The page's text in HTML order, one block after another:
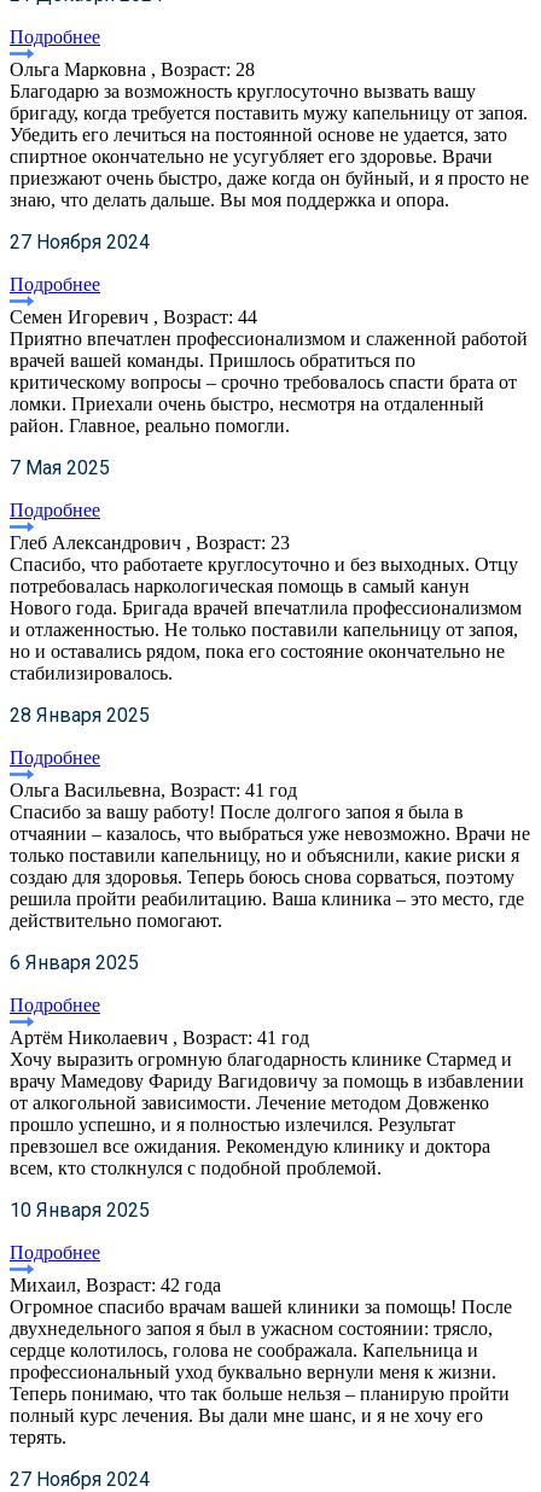
Подробнее
Ольга Марковна , Возраст: 28
Благодарю за возможность круглосуточно вызвать вашу
бригаду, когда требуется поставить мужу капельницу от запоя.
Убедить его лечиться на постоянной основе не удается, зато
спиртное окончательно не усугубляет его здоровье. Врачи
приезжают очень быстро, даже когда он буйный, и я просто не
знаю, что делать дальше. Вы моя поддержка и опора.
27 Ноября 2024
Подробнее
Семен Игоревич , Возраст: 44
Приятно впечатлен профессионализмом и слаженной работой
врачей вашей команды. Пришлось обратиться по
критическому вопросы – срочно требовалось спасти брата от
ломки. Приехали очень быстро, несмотря на отдаленный
район. Главное, реально помогли.
7 Мая 2025
Подробнее
Глеб Александрович , Возраст: 23
Спасибо, что работаете круглосуточно и без выходных. Отцу
потребовалась наркологическая помощь в самый канун
Нового года. Бригада врачей впечатлила профессионализмом
и отлаженностью. Не только поставили капельницу от запоя,
но и оставались рядом, пока его состояние окончательно не
стабилизировалось.
28 Января 2025
Подробнее
Ольга Васильевна, Возраст: 41 год
Спасибо за вашу работу! После долгого запоя я была в
отчаянии – казалось, что выбраться уже невозможно. Врачи не
только поставили капельницу, но и объяснили, какие риски я
создаю для здоровья. Теперь боюсь снова сорваться, поэтому
решила пройти реабилитацию. Ваша клиника – это место, где
действительно помогают.
6 Января 2025
Подробнее
Артём Николаевич , Возраст: 41 год
Хочу выразить огромную благодарность клинике Стармед и
врачу Мамедову Фариду Вагидовичу за помощь в избавлении
от алкогольной зависимости. Лечение методом Довженко
прошло успешно, и я полностью излечился. Результат
превзошел все ожидания. Рекомендую клинику и доктора
всем, кто столкнулся с подобной проблемой.
10 Января 2025
Подробнее
Михаил, Возраст: 42 года
Огромное спасибо врачам вашей клиники за помощь! После
двухнедельного запоя я был в ужасном состоянии: трясло,
сердце колотилось, голова не соображала. Капельница и
профессиональный уход буквально вернули меня к жизни.
Теперь понимаю, что так больше нельзя – планирую пройти
полный курс лечения. Вы дали мне шанс, и я не хочу его
терять.
27 Ноября 2024